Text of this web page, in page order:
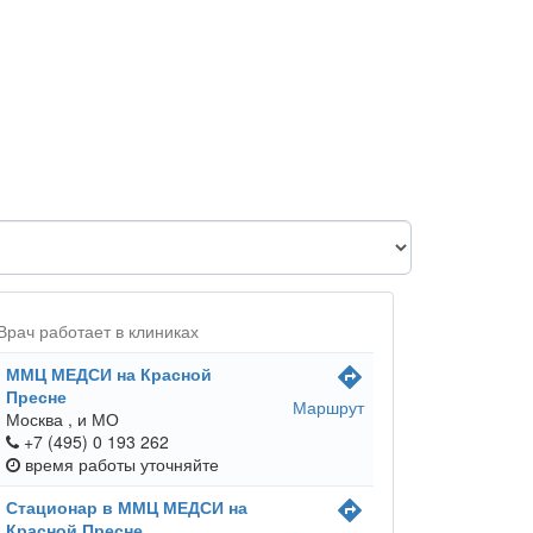
работает в клиниках
ММЦ МЕДСИ на Красной
Пресне
Москва , и МО
+7 (495) 0 193 262
время работы уточняйте
directions
Маршрут
Стационар в ММЦ МЕДСИ на
directions